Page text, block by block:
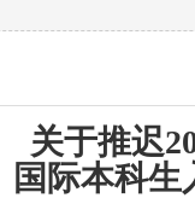
关于推迟
国际本科